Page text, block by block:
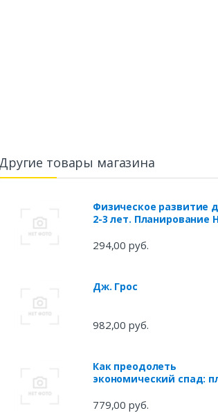
Другие товары магазина
Физическое развитие
2-3 лет. Планирование
Июнь-август
294,00 руб.
Дж. Грос
982,00 руб.
Как преодолеть
экономический спад:
779,00 руб.